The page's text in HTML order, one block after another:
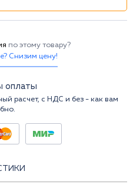
по этому товару?
Снизим цену!
оплаты
расчет, с НДС и без - как вам